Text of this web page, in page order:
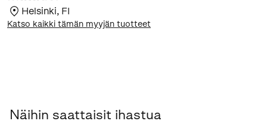
Helsinki, FI
Katso kaikki tämän myyjän tuotteet
Näihin saattaisit ihastua